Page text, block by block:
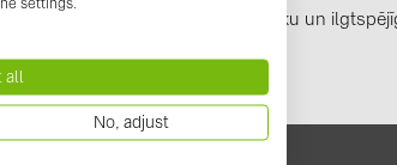
- kopā veidojot spēcīgāku, gudrāku un
settings.
No, adjust